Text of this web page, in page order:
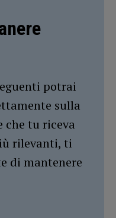
potrai
sulla
che tu riceva
rilevanti, ti
di mantenere